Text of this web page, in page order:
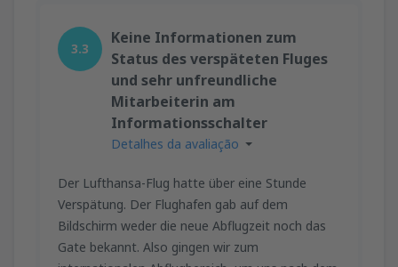
3.3
Keine Informationen zum
Status des verspäteten Fluges
und sehr unfreundliche
Mitarbeiterin am
Informationsschalter
Detalhes da avaliação
Der Lufthansa-Flug hatte über eine Stunde
Verspätung. Der Flughafen gab auf dem
Bildschirm weder die neue Abflugzeit noch das
Gate bekannt. Also gingen wir zum